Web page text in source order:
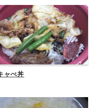
ャべ丼